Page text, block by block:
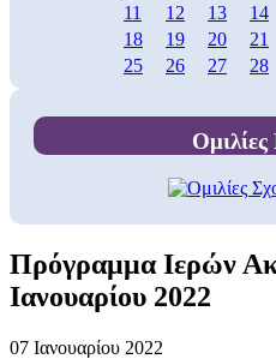
11
12 13 14
18
19 20 21
25
26 27 28
Πρόγραμμα Ιερών
Ιανουαρίου 2022
07 Ιανουαρίου 2022